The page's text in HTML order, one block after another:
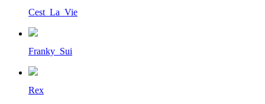
Cest_La_Vie
Franky_Sui
Rex